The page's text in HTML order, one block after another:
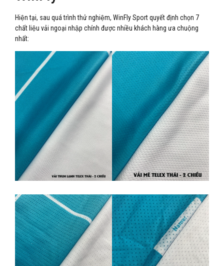
Hiện tại, sau quá trình thử nghiệm, WinFly Sport quyết định chọn 7
chất liệu vải ngoại nhập chính được nhiều khách hàng ưa chuộng
nhất: